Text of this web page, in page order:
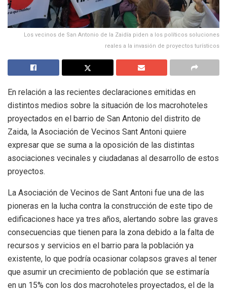
Los vecinos de San Antonio de la Zaidía piden a los políticos soluciones
reales a la invasión de proyectos turísticos
En relación a las recientes declaraciones emitidas en
distintos medios sobre la situación de los macrohoteles
proyectados en el barrio de San Antonio del distrito de
Zaida, la Asociación de Vecinos Sant Antoni quiere
expresar que se suma a la oposición de las distintas
asociaciones vecinales y ciudadanas al desarrollo de estos
proyectos.
La Asociación de Vecinos de Sant Antoni fue una de las
pioneras en la lucha contra la construcción de este tipo de
edificaciones hace ya tres años, alertando sobre las graves
consecuencias que tienen para la zona debido a la falta de
recursos y servicios en el barrio para la población ya
existente, lo que podría ocasionar colapsos graves al tener
que asumir un crecimiento de población que se estimaría
en un 15% con los dos macrohoteles proyectados, el de la